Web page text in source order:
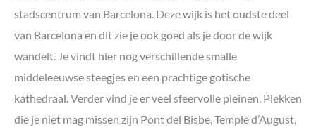
stadscentrum van Barcelona. Deze wijk is het oudste deel
van Barcelona en dit zie je ook goed als je door de wijk
wandelt. Je vindt hier nog verschillende smalle
middeleeuwse steegjes en een prachtige gotische
kathedraal. Verder vind je er veel sfeervolle pleinen. Plekken
die je niet mag missen zijn Pont del Bisbe, Temple d’August,